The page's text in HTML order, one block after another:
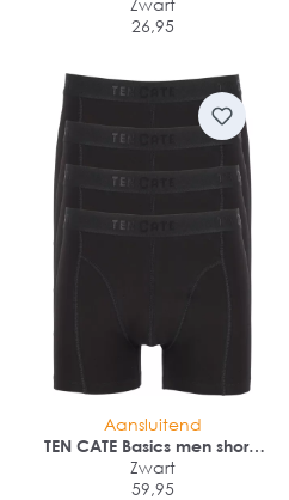
bikini slip (2-pack)
Zwart
26,95
Aansluitend
TEN CATE Basics men shorts
(4-pack)
Zwart
59,95